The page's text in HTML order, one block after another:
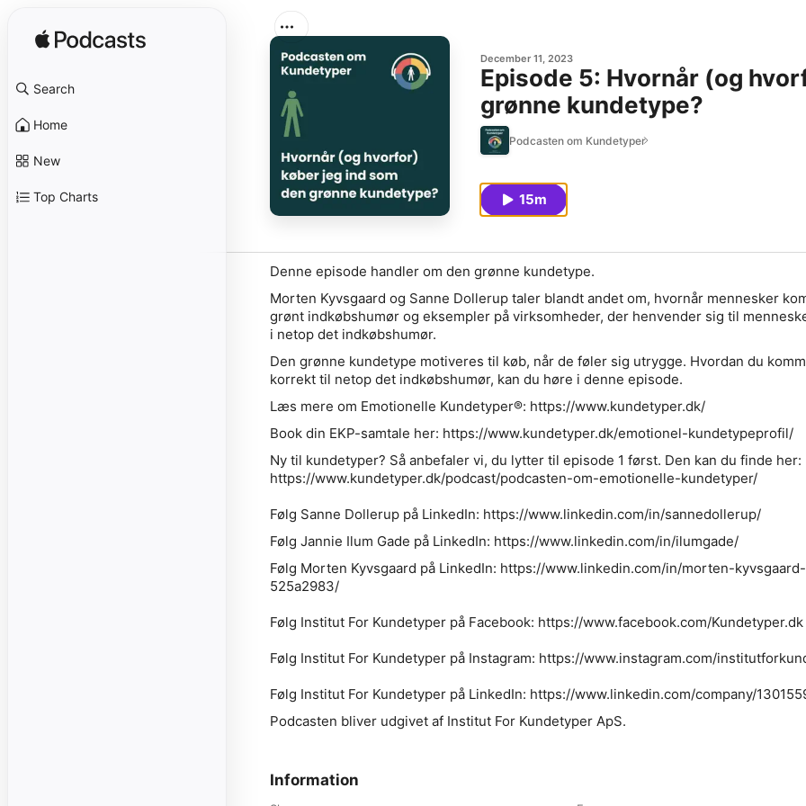
Search
Home
New
Top Charts
December 11, 2023
Episode 5: Hvornår (og
grønne kundetype?
Podcasten om Kundetyper
15m
Denne episode handler om den grønne kundetype.
Morten Kyvsgaard og Sanne Dollerup taler blandt andet om, hvornår mennesker
grønt indkøbshumør og eksempler på virksomheder, der henvender sig til
i netop det indkøbshumør.
Den grønne kundetype motiveres til køb, når de føler sig utrygge. Hvordan du
korrekt til netop det indkøbshumør, kan du høre i denne episode.
Læs mere om Emotionelle Kundetyper®: https://www.kundetyper.dk/
Book din EKP-samtale her: https://www.kundetyper.dk/emotionel-kundetypeprofil/
Ny til kundetyper? Så anbefaler vi, du lytter til episode 1 først. Den kan du finde her:
https://www.kundetyper.dk/podcast/podcasten-om-emotionelle-kundetyper/
Følg Sanne Dollerup på LinkedIn: https://www.linkedin.com/in/sannedollerup/
Følg Jannie Ilum Gade på LinkedIn: https://www.linkedin.com/in/ilumgade/
Følg Morten Kyvsgaard på LinkedIn: https://www.linkedin.com/in/morten-kyvsgaard-
525a2983/
Følg Institut For Kundetyper på Facebook: https://www.facebook.com/Kundetyper.dk
Følg Institut For Kundetyper på Instagram: https://www.instagram.com/
Følg Institut For Kundetyper på LinkedIn: https://www.linkedin.com/company/
Podcasten bliver udgivet af Institut For Kundetyper ApS.
Information